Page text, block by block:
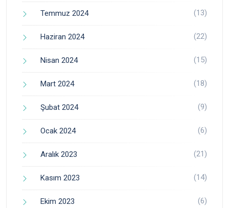
Temmuz 2024 (13)
Haziran 2024 (22)
Nisan 2024 (15)
Mart 2024 (18)
Şubat 2024 (9)
Ocak 2024 (6)
Aralık 2023 (21)
Kasım 2023 (14)
Ekim 2023 (6)